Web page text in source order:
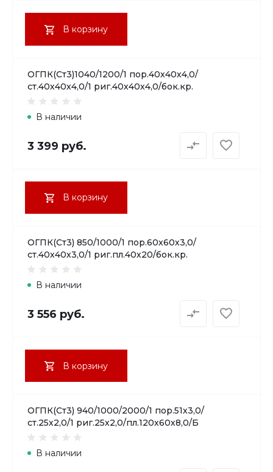
В корзину
ОГПК(Ст3)1040/1200/1 пор.40х40х4,0/
ст.40х40х4,0/1 риг.40х40х4,0/бок.кр.
В наличии
3 399 руб.
В корзину
ОГПК(Ст3) 850/1000/1 пор.60х60х3,0/
ст.40х40х3,0/1 риг.пл.40х20/бок.кр.
В наличии
3 556 руб.
В корзину
ОГПК(Ст3) 940/1000/2000/1 пор.51х3,0/
ст.25х2,0/1 риг.25х2,0/пл.120х60х8,0/Б
В наличии